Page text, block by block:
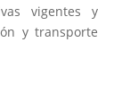
vigentes y
y transporte